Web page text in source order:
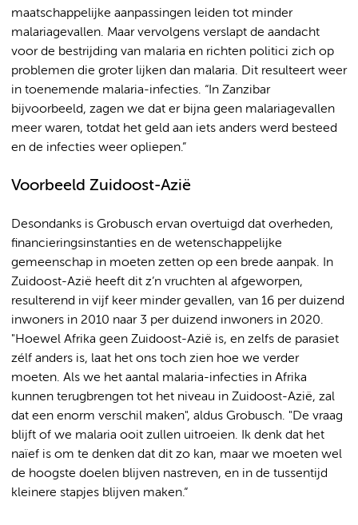
maatschappelijke aanpassingen leiden tot minder
malariagevallen. Maar vervolgens verslapt de aandacht
voor de bestrijding van malaria en richten politici zich op
problemen die groter lijken dan malaria. Dit resulteert weer
in toenemende malaria-infecties. “In Zanzibar
bijvoorbeeld, zagen we dat er bijna geen malariagevallen
meer waren, totdat het geld aan iets anders werd besteed
en de infecties weer opliepen.”
Voorbeeld Zuidoost-Azië
Desondanks is Grobusch ervan overtuigd dat overheden,
financieringsinstanties en de wetenschappelijke
gemeenschap in moeten zetten op een brede aanpak. In
Zuidoost-Azië heeft dit z’n vruchten al afgeworpen,
resulterend in vijf keer minder gevallen, van 16 per duizend
inwoners in 2010 naar 3 per duizend inwoners in 2020.
"Hoewel Afrika geen Zuidoost-Azië is, en zelfs de parasiet
zélf anders is, laat het ons toch zien hoe we verder
moeten. Als we het aantal malaria-infecties in Afrika
kunnen terugbrengen tot het niveau in Zuidoost-Azië, zal
dat een enorm verschil maken", aldus Grobusch. "De vraag
blijft of we malaria ooit zullen uitroeien. Ik denk dat het
naïef is om te denken dat dit zo kan, maar we moeten wel
de hoogste doelen blijven nastreven, en in de tussentijd
kleinere stapjes blijven maken.“